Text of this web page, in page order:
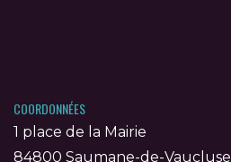
COORDONNÉES
1 place de la Mairie
84800 Saumane-de-Vaucluse